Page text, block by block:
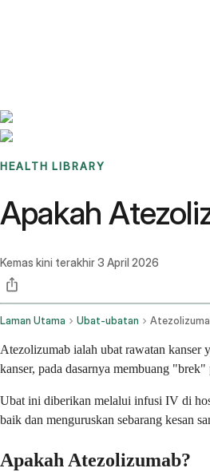
HEALTH LIBRARY
Apakah
Kemas kini terakhir3 April 2026
Laman Utama Ubat-ubatan
Atezolizumab ialah ubat rawatan kanser
kanser, pada dasarnya membuang
Ubat ini diberikan melalui infusi IV di
baik dan menguruskan sebarang kesan
Apakah Atezolizumab?